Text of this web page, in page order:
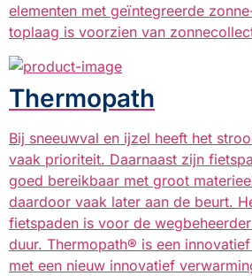
elementen met geïntegreerde
toplaag is voorzien van
Thermopath
Bij sneeuwval en ijzel heeft het
vaak prioriteit. Daarnaast zijn
goed bereikbaar met groot
daardoor vaak later aan de beurt.
fietspaden is voor de
duur. Thermopath® is een
met een nieuw innovatief